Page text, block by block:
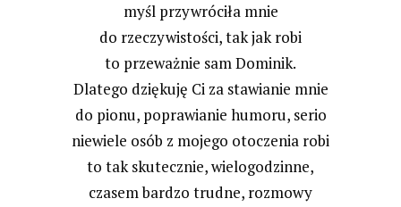
myśl przywróciła mnie
do rzeczywistości, tak jak robi
to przeważnie sam Dominik.
Dlatego dziękuję Ci za stawianie mnie
do pionu, poprawianie humoru, serio
niewiele osób z mojego otoczenia robi
to tak skutecznie, wielogodzinne,
czasem bardzo trudne, rozmowy